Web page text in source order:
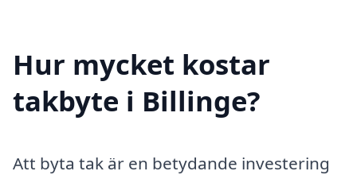
Hur mycket kostar
takbyte i Billinge?
Att byta tak är en betydande investering